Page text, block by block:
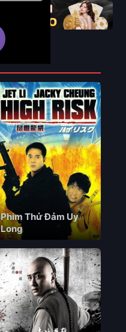
Phim Thử Đảm Uy
Long